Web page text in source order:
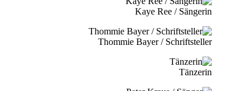
Kaye Ree / Sängerin
Thommie Bayer / Schriftsteller
Tänzerin